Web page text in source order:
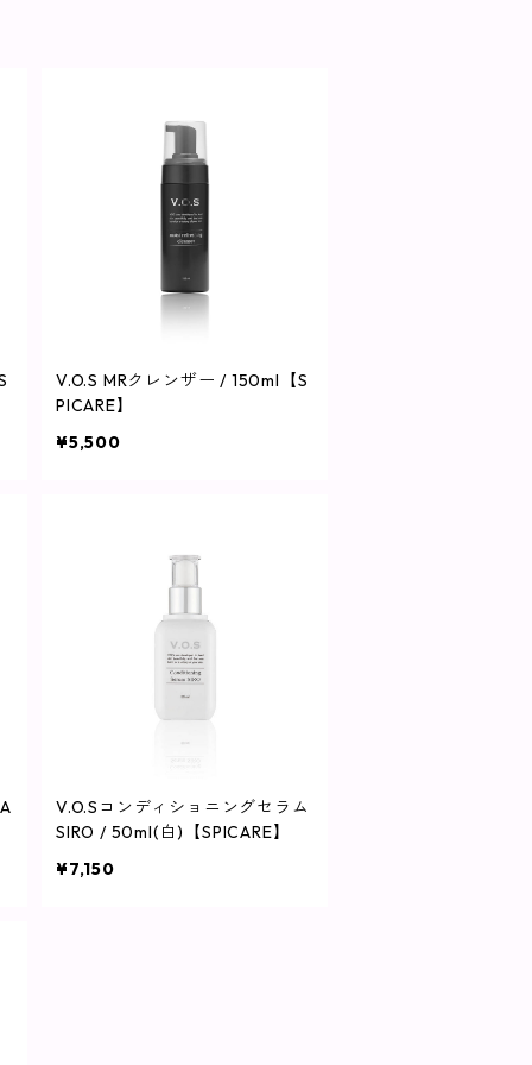
V.O.S MRクレンザー / 150ml【S
PICARE】
¥5,500
V.O.Sコンディショニングセラム
SIRO / 50ml(白)【SPICARE】
¥7,150